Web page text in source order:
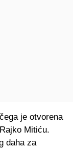
je otvorena
Mitiću.
daha za